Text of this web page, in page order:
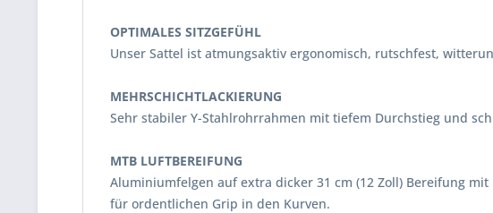
OPTIMALES SITZGEFÜHL
Unser Sattel ist atmungsaktiv ergonomisch, rutschfest,
MEHRSCHICHTLACKIERUNG
Sehr stabiler Y-Stahlrohrrahmen mit tiefem Durchstieg und
MTB LUFTBEREIFUNG
Aluminiumfelgen auf extra dicker 31 cm (12 Zoll) Bereifung mit
für ordentlichen Grip in den Kurven.